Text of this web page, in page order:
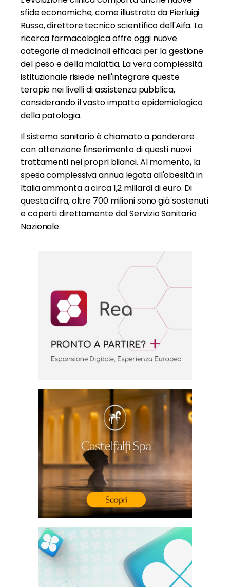
sfide economiche, come illustrato da Pierluigi
Russo, direttore tecnico scientifico dell'Aifa. La
ricerca farmacologica offre oggi nuove
categorie di medicinali efficaci per la gestione
del peso e della malattia. La vera complessità
istituzionale risiede nell'integrare queste
terapie nei livelli di assistenza pubblica,
considerando il vasto impatto epidemiologico
della patologia.
Il sistema sanitario è chiamato a ponderare
con attenzione l'inserimento di questi nuovi
trattamenti nei propri bilanci. Al momento, la
spesa complessiva annua legata all'obesità in
Italia ammonta a circa 1,2 miliardi di euro. Di
questa cifra, oltre 700 milioni sono già sostenuti
e coperti direttamente dal Servizio Sanitario
Nazionale.